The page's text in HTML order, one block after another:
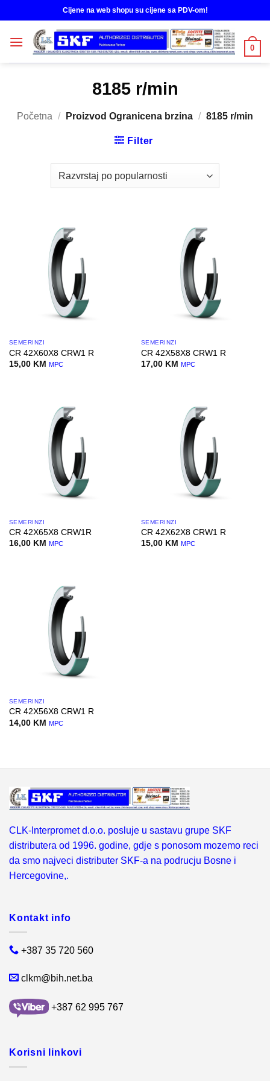
to
content
Cijene na web shopu su cijene sa PDV-om!
0
8185 r/min
Početna / Proizvod Ogranicena brzina / 8185 r/min
Filter
SEMERINZI
CR 42X60X8 CRW1 R
15,00 KM MPC
SEMERINZI
CR 42X58X8 CRW1 R
17,00 KM MPC
SEMERINZI
CR 42X65X8 CRW1R
16,00 KM MPC
SEMERINZI
CR 42X62X8 CRW1 R
15,00 KM MPC
SEMERINZI
CR 42X56X8 CRW1 R
14,00 KM MPC
CLK-Interpromet d.o.o. posluje u sastavu grupe SKF
distributera od 1996. godine, gdje s ponosom mozemo reci
da smo najveci distributer SKF-a na podrucju Bosne i
Hercegovine,.
Kontakt info
+387 35 720 560
clkm@bih.net.ba
+387 62 995 767
Korisni linkovi